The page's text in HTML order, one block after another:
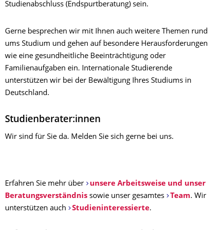
Studienabschluss (Endspurtberatung) sein.
Gerne besprechen wir mit Ihnen auch weitere Themen rund
ums Studium und gehen auf besondere Herausforderungen
wie eine gesundheitliche Beeinträchtigung oder
Familienaufgaben ein. Internationale Studierende
unterstützen wir bei der Bewältigung Ihres Studiums in
Deutschland.
Studienberater:innen
Wir sind für Sie da. Melden Sie sich gerne bei uns.
​Erfahren Sie mehr über
unsere Arbeitsweise und unser
Beratungsverständnis sowie unser gesamtes Team. Wir
unterstützen auch
Studieninteressierte.